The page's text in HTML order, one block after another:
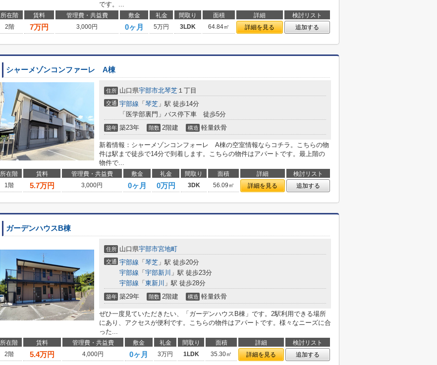
です。...
所在階 賃料 管理費・共益費 敷金 礼金 間取り 面積 詳細
検討リスト
2階
7万円 3,000円 0ヶ月 5万円 3LDK 64.84㎡ 詳細を見る 追加する
シャーメゾンコンファーレ A棟
住所 山口県宇部市北琴芝 １丁目
交通 宇部線 「 琴芝 」駅 徒歩14分
「医学部裏門」バス停下車 徒歩5分
築年 築23年 階数 2階建 構造 軽量鉄骨
新着情報：シャーメゾンコンフォーレ A棟の空室情報ならコチラ。こちらの物
件は駅まで徒歩で14分で到着します。こちらの物件はアパートです。最上階の
物件で...
所在階 賃料 管理費・共益費 敷金 礼金 間取り 面積 詳細
検討リスト
1階
5.7万円 3,000円 0ヶ月 0万円 3DK 56.09㎡ 詳細を見る 追加する
ガーデンハウスB棟
住所 山口県宇部市宮地町
交通 宇部線 「 琴芝 」駅 徒歩20分
宇部線 「 宇部新川 」駅 徒歩23分
宇部線 「 東新川 」駅 徒歩28分
築年 築29年 階数 2階建 構造 軽量鉄骨
ぜひ一度見ていただきたい、「ガーデンハウスB棟」です。2駅利用できる場所
にあり、アクセスが便利です。こちらの物件はアパートです。様々なニーズに合
った...
所在階 賃料 管理費・共益費 敷金 礼金 間取り 面積 詳細
検討リスト
2階
5.4万円 4,000円 0ヶ月 3万円 1LDK 35.30㎡ 詳細を見る 追加する